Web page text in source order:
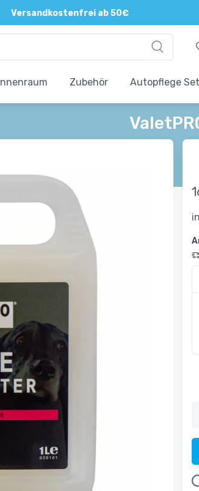
Versandkostenfrei ab 50€
Innenraum Zubehör Autopflege